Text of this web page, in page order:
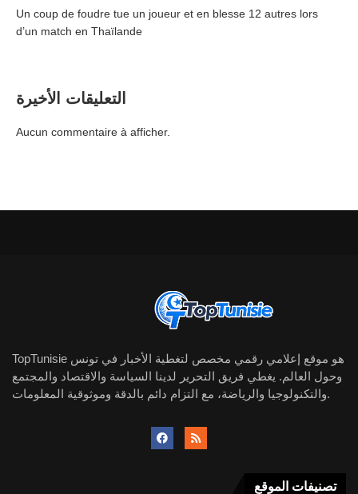
Un coup de foudre tue un joueur et en blesse 12 autres lors
d’un match en Thaïlande
التعليقات الأخيرة
Aucun commentaire à afficher.
TopTunisie هو موقع إعلامي رقمي مخصص لتغطية الأخبار في تونس
وحول العالم. يغطي فريق التحرير لدينا السياسة والاقتصاد والمجتمع
والتكنولوجيا والرياضة، مع التزام دائم بالدقة وموثوقية المعلومات.
تصنيفات الموقع